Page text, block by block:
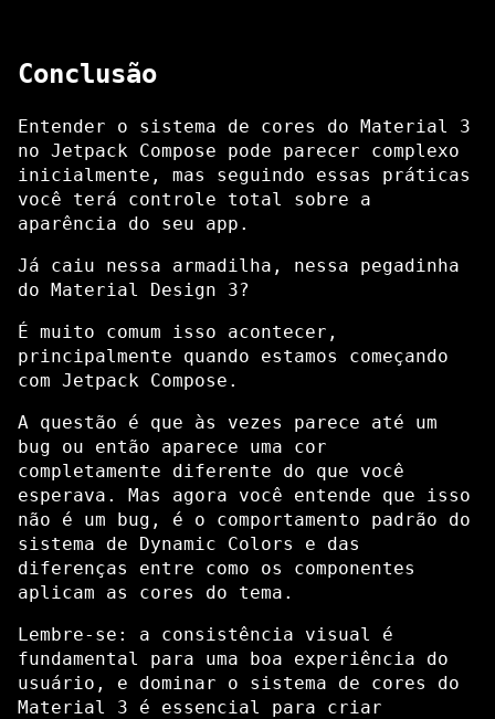
Conclusão
Entender o sistema de cores do Material 3
no Jetpack Compose pode parecer complexo
inicialmente, mas seguindo essas práticas
você terá controle total sobre a
aparência do seu app.
Já caiu nessa armadilha, nessa pegadinha
do Material Design 3?
É muito comum isso acontecer,
principalmente quando estamos começando
com Jetpack Compose.
A questão é que às vezes parece até um
bug ou então aparece uma cor
completamente diferente do que você
esperava. Mas agora você entende que isso
não é um bug, é o comportamento padrão do
sistema de Dynamic Colors e das
diferenças entre como os componentes
aplicam as cores do tema.
Lembre-se: a consistência visual é
fundamental para uma boa experiência do
usuário, e dominar o sistema de cores do
Material 3 é essencial para criar